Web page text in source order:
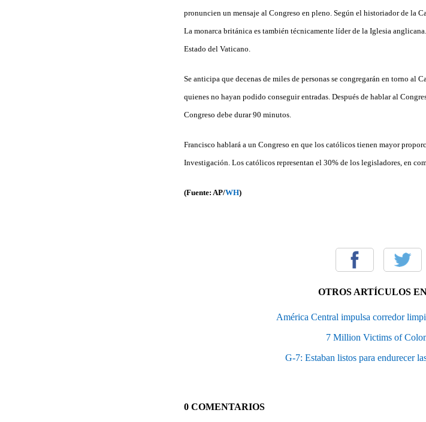
pronuncien un mensaje al Congreso en pleno. Según el historiador de la
La monarca británica es también técnicamente líder de la Iglesia
Estado del Vaticano.
Se anticipa que decenas de miles de personas se congregarán en torno al
quienes no hayan podido conseguir entradas. Después de hablar al
Congreso debe durar 90 minutos.
Francisco hablará a un Congreso en que los católicos tienen mayor
Investigación. Los católicos representan el 30% de los legisladores, en
(Fuente: AP/WH)
OTROS ARTÍCULOS
América Central impulsa corredor
7 Million Victims of
G-7: Estaban listos para endurecer
0 COMENTARIOS